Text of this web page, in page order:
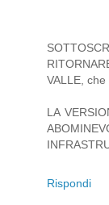
VALLE, che
LA
Rispondi